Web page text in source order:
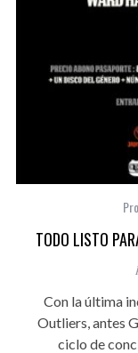
TODO LISTO
Con la última
Outliers, antes
ciclo de